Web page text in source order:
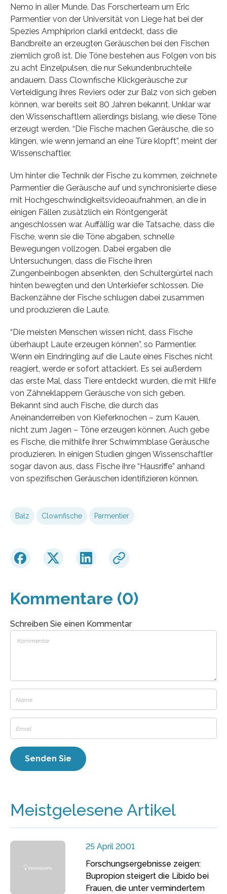
Nemo in aller Munde. Das Forscherteam um Eric
Parmentier von der Universität von Liege hat bei der
Spezies Amphiprion clarkii entdeckt, dass die
Bandbreite an erzeugten Geräuschen bei den Fischen
ziemlich groß ist. Die Töne bestehen aus Folgen von bis
zu acht Einzelpulsen, die nur Sekundenbruchteile
andauern. Dass Clownfische Klickgeräusche zur
Verteidigung ihres Reviers oder zur Balz von sich geben
können, war bereits seit 80 Jahren bekannt. Unklar war
den Wissenschaftlern allerdings bislang, wie diese Töne
erzeugt werden. “Die Fische machen Geräusche, die so
klingen, wie wenn jemand an eine Türe klopft”, meint der
Wissenschaftler.
Um hinter die Technik der Fische zu kommen, zeichnete
Parmentier die Geräusche auf und synchronisierte diese
mit Hochgeschwindigkeitsvideoaufnahmen, an die in
einigen Fällen zusätzlich ein Röntgengerät
angeschlossen war. Auffällig war die Tatsache, dass die
Fische, wenn sie die Töne abgaben, schnelle
Bewegungen vollzogen. Dabei ergaben die
Untersuchungen, dass die Fische ihren
Zungenbeinbogen absenkten, den Schultergürtel nach
hinten bewegten und den Unterkiefer schlossen. Die
Backenzähne der Fische schlugen dabei zusammen
und produzieren die Laute.
“Die meisten Menschen wissen nicht, dass Fische
überhaupt Laute erzeugen können”, so Parmentier.
Wenn ein Eindringling auf die Laute eines Fisches nicht
reagiert, werde er sofort attackiert. Es sei außerdem
das erste Mal, dass Tiere entdeckt wurden, die mit Hilfe
von Zähneklappern Geräusche von sich geben.
Bekannt sind auch Fische, die durch das
Aneinanderreiben von Kieferknochen – zum Kauen,
nicht zum Jagen – Töne erzeugen können. Auch gebe
es Fische, die mithilfe ihrer Schwimmblase Geräusche
produzieren. In einigen Studien gingen Wissenschaftler
sogar davon aus, dass Fische ihre “Hausriffe” anhand
von spezifischen Geräuschen identifizieren können.
Balz Clownfische Parmentier
Kommentare (0)
Schreiben Sie einen Kommentar
Meistgelesene Artikel
25 April 2001
Forschungsergebnisse zeigen:
Bupropion steigert die Libido bei
Frauen, die unter vermindertem